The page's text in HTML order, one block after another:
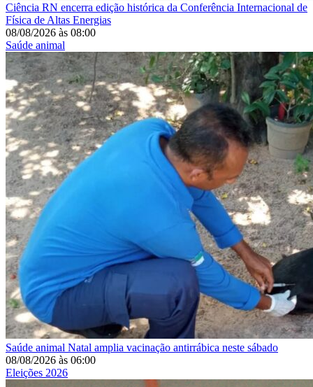
Ciência RN encerra edição histórica da Conferência Internacional de
Física de Altas Energias
08/08/2026 às 08:00
Saúde animal
Saúde animal Natal amplia vacinação antirrábica neste sábado
08/08/2026 às 06:00
Eleições 2026